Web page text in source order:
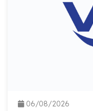
06/08/2026